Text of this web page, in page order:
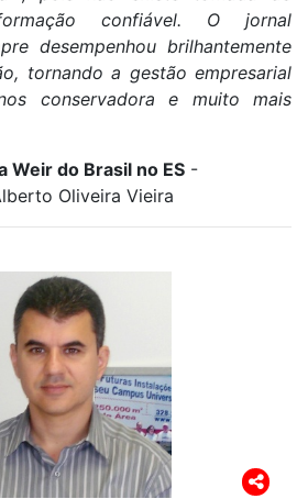
confiável. O jornal
desempenhou brilhantemente
tornando a gestão empresarial
conservadora e muito mais
Weir do Brasil no ES -
Oliveira Vieira